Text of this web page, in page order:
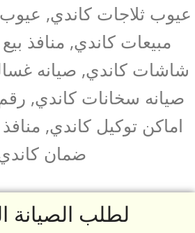
عيوب ثلاجات كاندي,
مبيعات كاندي, منافذ
شاشات كاندي, صيانه
صيانه سخانات كاندي,
اماكن توكيل كاندي,
ضمان
لطلب الصيانة